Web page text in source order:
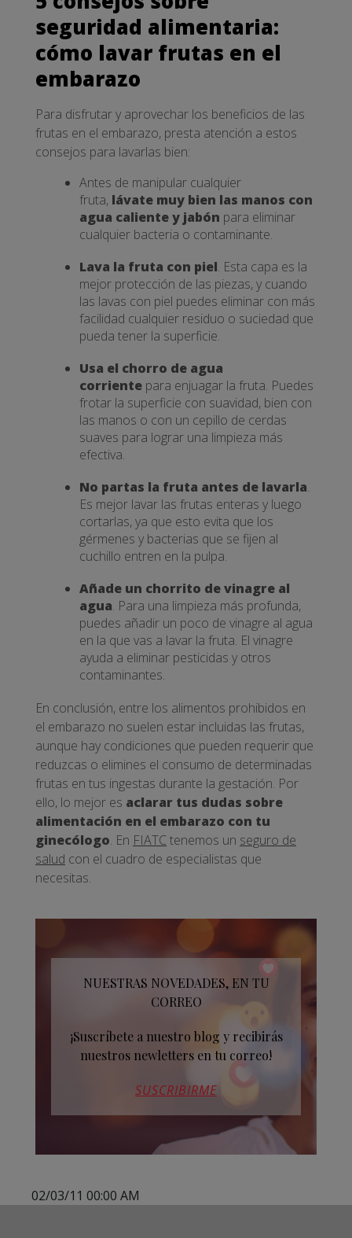
seguridad alimentaria:
cómo lavar frutas en el
embarazo
Para disfrutar y aprovechar los beneficios de las
frutas en el embarazo, presta atención a estos
consejos para lavarlas bien:
Antes de manipular cualquier
fruta, lávate muy bien las manos con
agua caliente y jabón para eliminar
cualquier bacteria o contaminante.
Lava la fruta con piel. Esta capa es la
mejor protección de las piezas, y cuando
las lavas con piel puedes eliminar con más
facilidad cualquier residuo o suciedad que
pueda tener la superficie.
Usa el chorro de agua
corriente para enjuagar la fruta. Puedes
frotar la superficie con suavidad, bien con
las manos o con un cepillo de cerdas
suaves para lograr una limpieza más
efectiva.
No partas la fruta antes de lavarla.
Es mejor lavar las frutas enteras y luego
cortarlas, ya que esto evita que los
gérmenes y bacterias que se fijen al
cuchillo entren en la pulpa.
Añade un chorrito de vinagre al
agua. Para una limpieza más profunda,
puedes añadir un poco de vinagre al agua
en la que vas a lavar la fruta. El vinagre
ayuda a eliminar pesticidas y otros
contaminantes.
En conclusión, entre los alimentos prohibidos en
el embarazo no suelen estar incluidas las frutas,
aunque hay condiciones que pueden requerir que
reduzcas o elimines el consumo de determinadas
frutas en tus ingestas durante la gestación. Por
ello, lo mejor es aclarar tus dudas sobre
alimentación en el embarazo con tu
ginecólogo. En FIATC tenemos un seguro de
salud con el cuadro de especialistas que
necesitas.
NUESTRAS NOVEDADES, EN TU
CORREO
¡Suscríbete a nuestro blog y recibirás
nuestros newletters en tu correo!
SUSCRIBIRME
02/03/11 00:00 AM